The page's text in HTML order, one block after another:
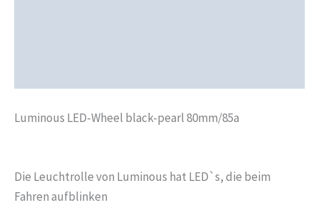
Luminous LED-Wheel black-pearl 80mm/85a
Die Leuchtrolle von Luminous hat LED`s, die beim
Fahren aufblinken